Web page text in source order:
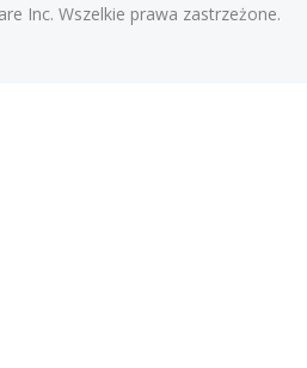
Inc. Wszelkie prawa zastrzeżone.